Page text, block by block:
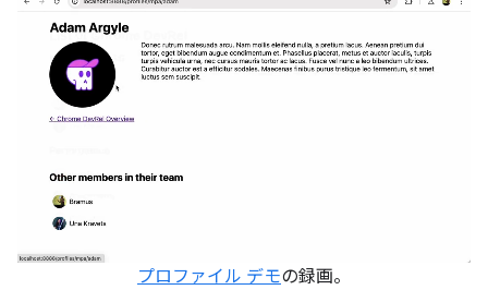
プロファイル デモの録画。